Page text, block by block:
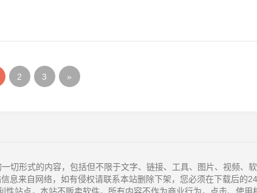
2 3 »
切形式的内容，包括但不限于文字、链接、工具、图片、视频、
息来自网络，如有侵权请联系本站删除下架，您必须在下载后的